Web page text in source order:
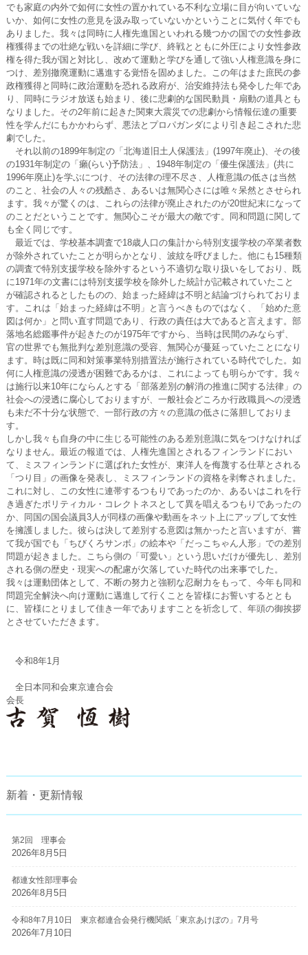
でも家庭の内外で如何に女性の置かれている不利な立場に目が向いていな
いか、如何に女性の意見を汲み取っていないかということに気付く年でも
ありました。我々は同時に人権先進国といわれる幾つかの国での女性参政
権獲得までの壮絶な戦いを詳細に学び、終戦とともに外圧により女性参政
権を得た我が国と対比し、改めて運動と学びを通して強い人権意識を身に
つけ、差別撤廃運動に邁進する覚悟を固めました。この年はまた庶民の参
政権獲得と同時に政治運動を恐れる政府が、治安維持法も発令した年であ
り、同時にラジオ放送も始まり、後に悲劇的な国民動員・扇動の道具とも
なりました。その2年前に起きた関東大震災での悲劇から情報伝達の重要
性を学んだにもかかわらず、悪法とプロパガンダにより引き起こされた悲
劇でした。
それ以前の1899年制定の「北海道旧土人保護法」(1997年廃止)、その後
の1931年制定の「癩(らい)予防法」、1948年制定の「優生保護法」(共に
1996年廃止)を学ぶにつけ、その法律の理不尽さ、人権意識の低さは当然
のこと、社会の人々の残酷さ、あるいは無関心さには唯々呆然とさせられ
ます。我々が驚くのは、これらの法律が廃止されたのが20世紀末になって
のことだということです。無関心こそが最大の敵です。同和問題に関して
も全く同じです。
最近では、学校基本調査で18歳人口の集計から特別支援学校の卒業者数
が除外されていたことが明らかとなり、波紋を呼びました。他にも15種類
の調査で特別支援学校を除外するという不適切な取り扱いをしており、既
に1971年の文書には特別支援学校を除外した統計が記載されていたこと
が確認されるとしたものの、始まった経緯は不明と結論づけられておりま
す。これは「始まった経緯は不明」と言うべきものではなく、「始めた意
図は何か」と問い直す問題であり、行政の責任は大であると言えます。部
落地名総鑑事件が起きたのが1975年ですから、当時は民間のみならず、
官の世界でも無批判な差別意識の受容、無関心が蔓延っていたことになり
ます。時は既に同和対策事業特別措置法が施行されている時代でした。如
何に人権意識の浸透が困難であるかは、これによっても明らかです。我々
は施行以来10年にならんとする「部落差別の解消の推進に関する法律」の
社会への浸透に腐心しておりますが、一般社会どころか行政職員への浸透
も未だ不十分な状態で、一部行政の方々の意識の低さに落胆しておりま
す。
しかし我々も自身の中に生じる可能性のある差別意識に気をつけなければ
なりません。最近の報道では、人権先進国とされるフィンランドにおい
て、ミスフィンランドに選ばれた女性が、東洋人を侮蔑する仕草とされる
「つり目」の画像を発表し、ミスフィンランドの資格を剥奪されました。
これに対し、この女性に連帯するつもりであったのか、あるいはこれを行
き過ぎたポリティカル・コレクトネスとして異を唱えるつもりであったの
か、同国の国会議員3人が同様の画像や動画をネット上にアップして女性
を擁護しました。彼らは決して差別する意図は無かったと言いますが、嘗
て我が国でも「ちびくろサンボ」の絵本や「だっこちゃん人形」での差別
問題が起きました。こちら側の「可愛い」という思いだけが優先し、差別
される側の歴史・現実への配慮が欠落していた時代の出来事でした。
我々は運動団体として、不断の努力と強靭な忍耐力をもって、今年も同和
問題完全解決へ向け運動に邁進して行くことを皆様にお誓いするととも
に、皆様にとりまして佳き一年でありますことを祈念して、年頭の御挨拶
とさせていただきます。
令和8年1月
全日本同和会東京連合会
会長
新着・更新情報
第2回 理事会
2026年8月5日
都連女性部理事会
2026年8月5日
令和8年7月10日 東京都連合会発行機関紙「東京あけぼの」7月号
2026年7月10日